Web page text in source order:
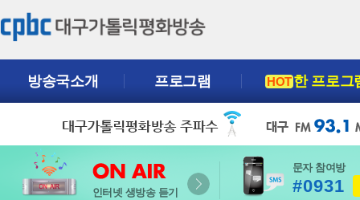
방송국소개 프로그램 HOT한 프로그
인터넷 생방송 듣기
문자 참여방
#0931